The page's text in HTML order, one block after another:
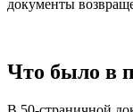
документы
Что было в